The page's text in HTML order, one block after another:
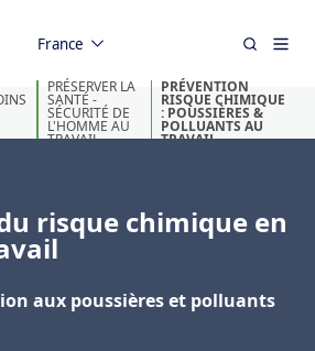
France
PRÉSERVER LA
SANTÉ -
SÉCURITÉ DE
L'HOMME AU
TRAVAIL
PRÉVENTION
RISQUE CHIMIQUE
: POUSSIÈRES &
POLLUANTS AU
TRAVAIL
risque chimique en
aux poussières et polluants